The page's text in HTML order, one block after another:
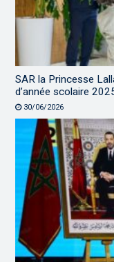
SAR la Princesse
d’année scolaire
30/06/2026